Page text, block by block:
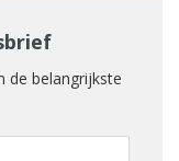
de belangrijkste